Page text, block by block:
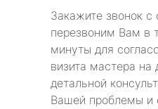
Закажите звонок с
перезвоним Вам в
минуты для
визита мастера на
детальной
Вашей проблемы и